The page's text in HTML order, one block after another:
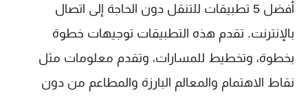
أفضل 5 تطبيقات للتنقل دون الحاجة إلى اتصال
بالإنترنت. تقدم هذه التطبيقات توجيهات خطوة
بخطوة، وتخطيط للمسارات، وتقدم معلومات مثل
نقاط الاهتمام والمعالم البارزة والمطاعم من دون